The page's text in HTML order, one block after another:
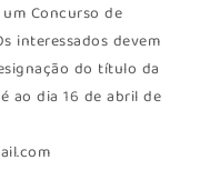
Concurso de
interessados devem
do título da
ao dia 16 de abril de